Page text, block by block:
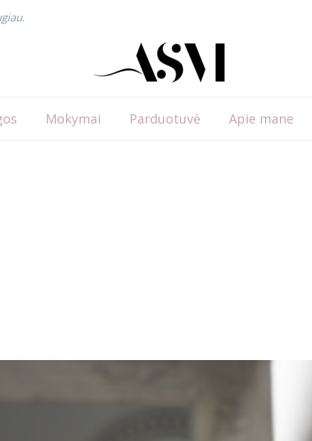
Mokymai Parduotuvė Apie mane